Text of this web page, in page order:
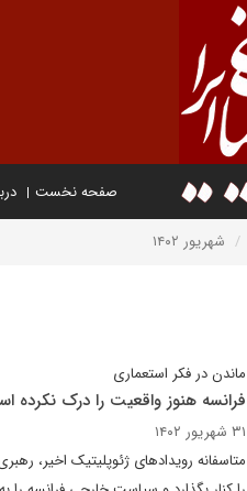
صفحه نخست
شهریور ۱۴۰۲
ماندن در فکر استعماری
فرانسه هنوز واقعیت را درک نکرده
۳۱ شهریور ۱۴۰۲
متاسفانه رویدادهای ژئوپلیتیک اخیر،